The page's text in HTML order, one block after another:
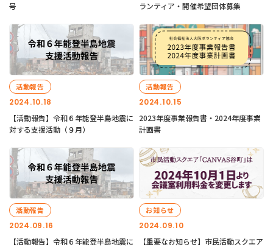
号
ランティア・開催希望団体募集
2024.10.18
活動報告
【活動報告】令和６年能登半島地震に
対する支援活動（９月）
2024.10.15
活動報告
2023年度事業報告書・2024年度事業
計画書
2024.09.16
活動報告
【活動報告】令和６年能登半島地震に
2024.09.10
お知らせ
【重要なお知らせ】市民活動スクエア